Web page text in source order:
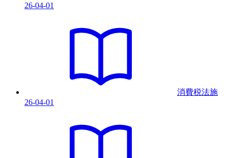
26-04-01
消費税法施
26-04-01